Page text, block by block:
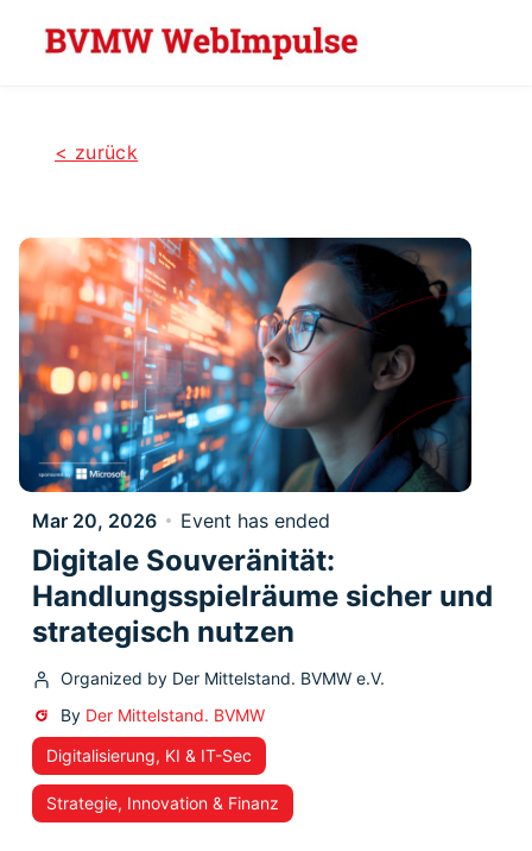
< zurück
Mar 20, 2026 Event has ended
Digitale Souveränität:
Handlungsspielräume sicher und
strategisch nutzen
Organized by Der Mittelstand. BVMW e.V.
By Der Mittelstand. BVMW
Digitalisierung, KI & IT-Sec
Strategie, Innovation & Finanz